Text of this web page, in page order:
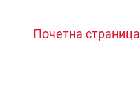
Почетна страница